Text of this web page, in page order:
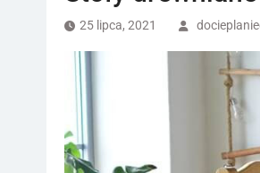
25 lipca, 2021